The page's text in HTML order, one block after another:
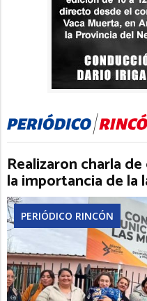
Realizaron charla
la importancia de la
PERIÓDICO RINCÓN